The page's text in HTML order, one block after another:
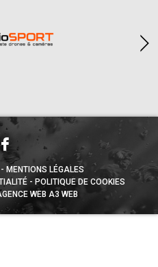
MENTIONS LÉGALES
POLITIQUE DE COOKIES
WEB A3 WEB